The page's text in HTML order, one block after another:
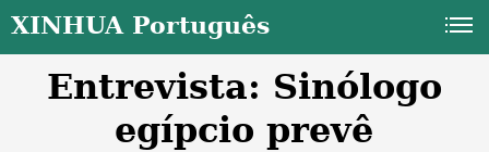
XINHUA Português
Entrevista: Sinólogo
egípcio prevê